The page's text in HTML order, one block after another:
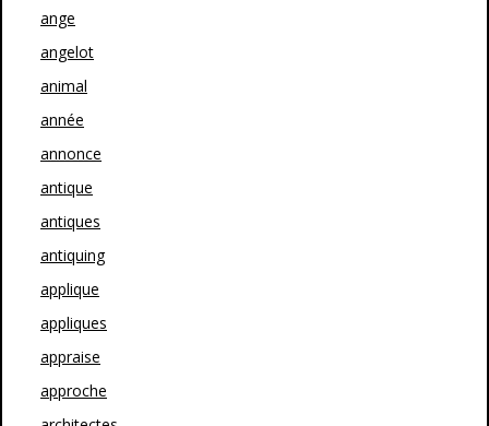
ange
angelot
animal
année
annonce
antique
antiques
antiquing
applique
appliques
appraise
approche